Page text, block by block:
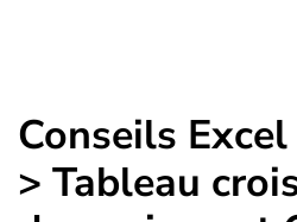
Conseils
> Tableau